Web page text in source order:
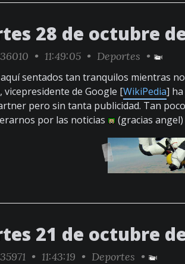
28 de octubre
• 11:49:05 • Deportes •
sentados tan tranquilos mientras
vicepresidente de Google [WikiPedia] ha
pero sin tanta publicidad. Tan
por las noticias
(gracias angel)
21 de octubre
• 11:43:19 • Deportes •